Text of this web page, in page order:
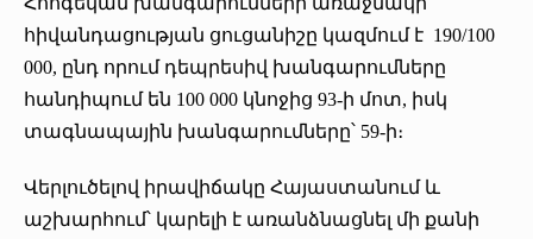
հիվանդացության ցուցանիշը կազմում է 190/100
000, ընդ որում դեպրեսիվ խանգարումները
հանդիպում են 100 000 կնոջից 93-ի մոտ, իսկ
տագնապային խանգարումները՝ 59-ի։
Վերլուծելով իրավիճակը Հայաստանում և
աշխարհում՝ կարելի է առանձնացնել մի քանի